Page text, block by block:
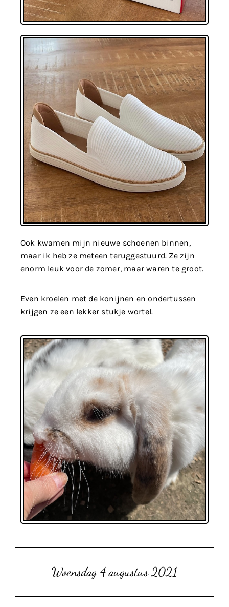
Ook kwamen mijn nieuwe schoenen binnen,
maar ik heb ze meteen teruggestuurd. Ze zijn
enorm leuk voor de zomer, maar waren te groot.
Even kroelen met de konijnen en ondertussen
krijgen ze een lekker stukje wortel.
Woensdag 4 augustus 2021